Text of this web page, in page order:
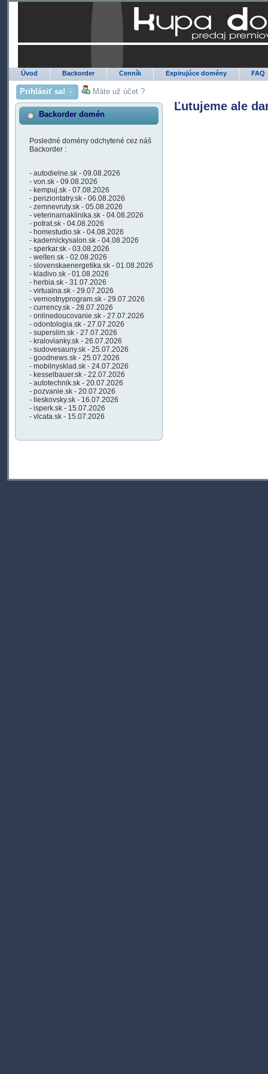
Úvod Backorder Cenník Expirujúce domény FAQ
Prihlásiť sa! Máte už účet ?
Backorder domén
Posledné domény odchytené cez náš
Backorder :
- autodielne.sk - 09.08.2026
- von.sk - 09.08.2026
- kempuj.sk - 07.08.2026
- penziontatry.sk - 06.08.2026
- zemnevruty.sk - 05.08.2026
- veterinarnaklinika.sk - 04.08.2026
- potrat.sk - 04.08.2026
- homestudio.sk - 04.08.2026
- kadernickysalon.sk - 04.08.2026
- sperkar.sk - 03.08.2026
- welten.sk - 02.08.2026
- slovenskaenergetika.sk - 01.08.2026
- kladivo.sk - 01.08.2026
- herbia.sk - 31.07.2026
- virtualna.sk - 29.07.2026
- vernostnyprogram.sk - 29.07.2026
- currency.sk - 28.07.2026
- onlinedoucovanie.sk - 27.07.2026
- odontologia.sk - 27.07.2026
- superslim.sk - 27.07.2026
- kralovianky.sk - 26.07.2026
- sudovesauny.sk - 25.07.2026
- goodnews.sk - 25.07.2026
- mobilnysklad.sk - 24.07.2026
- kesselbauer.sk - 22.07.2026
- autotechnik.sk - 20.07.2026
- pozvanie.sk - 20.07.2026
- lieskovsky.sk - 16.07.2026
- isperk.sk - 15.07.2026
- vlcata.sk - 15.07.2026
Ľutujeme ale